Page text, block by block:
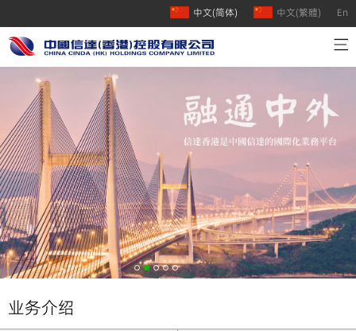
En
中文(繁體)
中文(简体)
首页
公司介绍
业务介绍
人才招聘
联系我们
业务介绍